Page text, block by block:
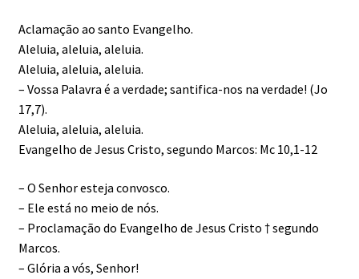
Aclamação ao santo Evangelho.
Aleluia, aleluia, aleluia.
Aleluia, aleluia, aleluia.
– Vossa Palavra é a verdade; santifica-nos na verdade! (Jo
17,7).
Aleluia, aleluia, aleluia.
Evangelho de Jesus Cristo, segundo Marcos: Mc 10,1-12
– O Senhor esteja convosco.
– Ele está no meio de nós.
– Proclamação do Evangelho de Jesus Cristo † segundo
Marcos.
– Glória a vós, Senhor!